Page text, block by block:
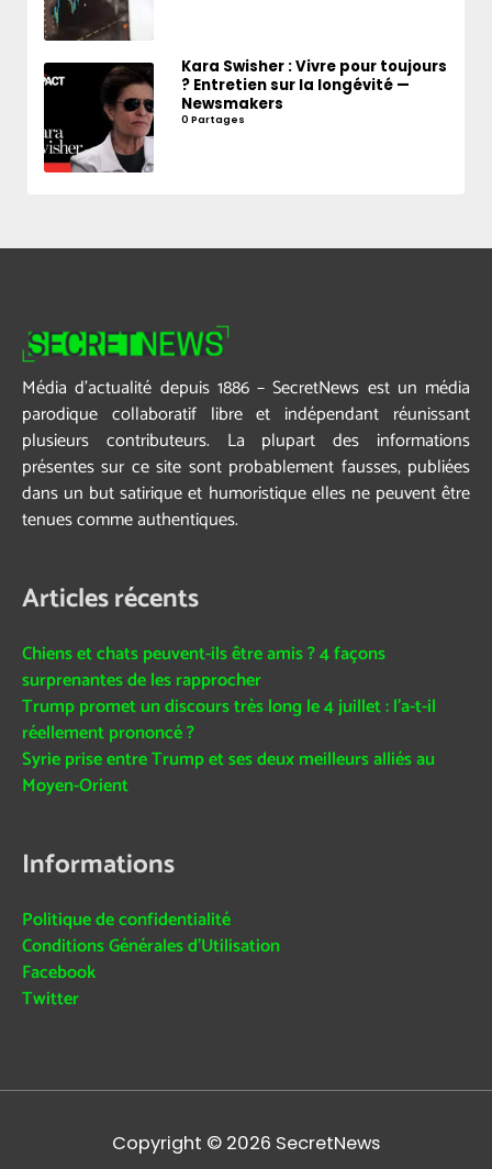
Kara Swisher : Vivre pour toujours
? Entretien sur la longévité —
Newsmakers
0 Partages
Média d’actualité depuis 1886 – SecretNews est un média
parodique collaboratif libre et indépendant réunissant
plusieurs contributeurs. La plupart des informations
présentes sur ce site sont probablement fausses, publiées
dans un but satirique et humoristique elles ne peuvent être
tenues comme authentiques.
Articles récents
Chiens et chats peuvent-ils être amis ? 4 façons
surprenantes de les rapprocher
Trump promet un discours très long le 4 juillet : l’a-t-il
réellement prononcé ?
Syrie prise entre Trump et ses deux meilleurs alliés au
Moyen-Orient
Informations
Politique de confidentialité
Conditions Générales d’Utilisation
Facebook
Twitter
Copyright © 2026 SecretNews